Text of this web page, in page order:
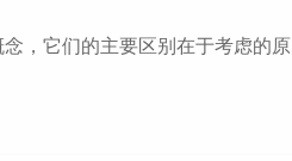
，它们的主要区别在于考虑的原